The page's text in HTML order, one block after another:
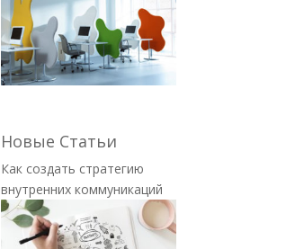
Новые Статьи
Как создать стратегию
внутренних коммуникаций